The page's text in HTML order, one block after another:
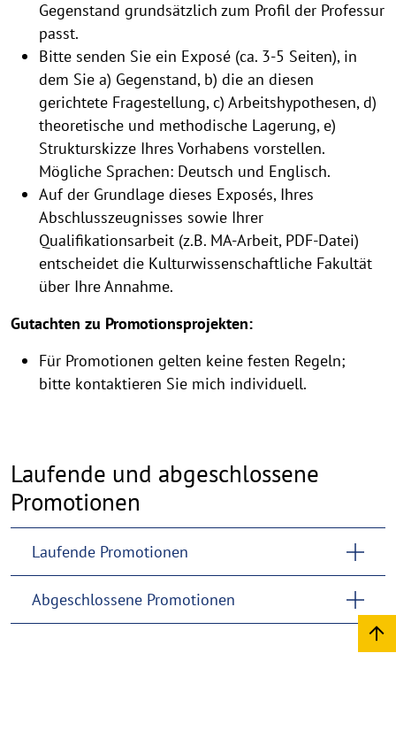
Gegenstand grundsätzlich zum Profil der Professur
passt.
Bitte senden Sie ein Exposé (ca. 3-5 Seiten), in
dem Sie a) Gegenstand, b) die an diesen
gerichtete Fragestellung, c) Arbeitshypothesen, d)
theoretische und methodische Lagerung, e)
Strukturskizze Ihres Vorhabens vorstellen.
Mögliche Sprachen: Deutsch und Englisch.
Auf der Grundlage dieses Exposés, Ihres
Abschlusszeugnisses sowie Ihrer
Qualifikationsarbeit (z.B. MA-Arbeit, PDF-Datei)
entscheidet die Kulturwissenschaftliche Fakultät
über Ihre Annahme.
Gutachten zu Promotionsprojekten:
Für Promotionen gelten keine festen Regeln;
bitte kontaktieren Sie mich individuell.
Laufende und abgeschlossene
Promotionen
Laufende Promotionen
Abgeschlossene Promotionen